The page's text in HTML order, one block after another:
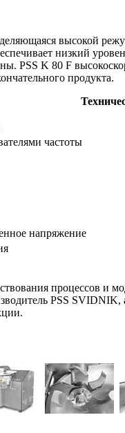
высокой
низкий
PSS K 80 F
продукта.
частоты
напряжение
процессов и
PSS